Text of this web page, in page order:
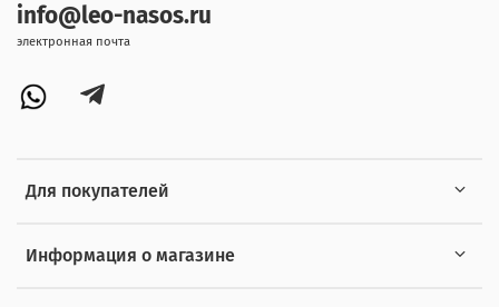
Для покупателей
Информация о магазине
info@leo-nasos.ru
электронная почта